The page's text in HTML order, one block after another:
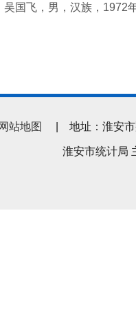
吴国飞，男，汉族，1972
网站地图 | 地址：淮安市
淮安市统计